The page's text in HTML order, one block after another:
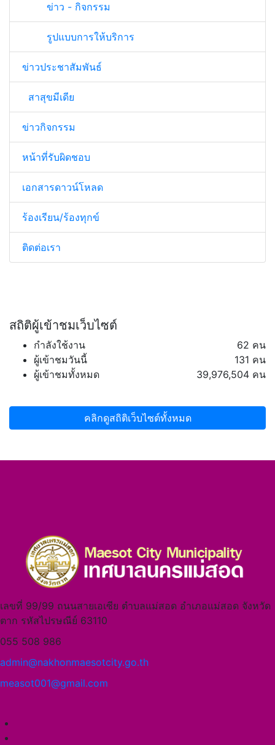
ข่าว - กิจกรรม
รูปแบบการให้บริการ
ข่าวประชาสัมพันธ์
สาสุขมีเดีย
ข่าวกิจกรรม
หน้าที่รับผิดชอบ
เอกสารดาวน์โหลด
ร้องเรียน/ร้องทุกข์
ติดต่อเรา
สถิติผู้เข้าชมเว็บไซต์
กำลังใช้งาน
62 คน
ผู้เข้าชมวันนี้
131 คน
ผู้เข้าชมทั้งหมด
39,976,504 คน
คลิกดูสถิติเว็บไซต์ทั้งหมด
เลขที่ 99/99 ถนนสายเอเซีย ตำบลแม่สอด อำเภอแม่สอด จังหวัด
ตาก รหัสไปรษณีย์ 63110
055 508 986
admin@nakhonmaesotcity.go.th
measot001@gmail.com